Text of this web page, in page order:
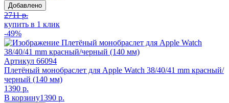
Добавлено
2711 р.
купить в 1 клик
-49%
Артикул 66094
Плетёный монобраслет для Apple Watch 38/40/41 mm красный/
черный (140 мм)
1390 р.
В корзину1390 р.